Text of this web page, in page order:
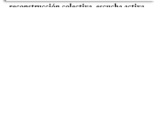
reconstrucción colectiva, escucha activa